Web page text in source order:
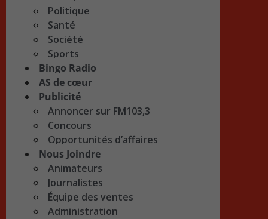
Politique
Santé
Société
Sports
Bingo Radio
AS de cœur
Publicité
Annoncer sur FM103,3
Concours
Opportunités d’affaires
Nous Joindre
Animateurs
Journalistes
Équipe des ventes
Administration